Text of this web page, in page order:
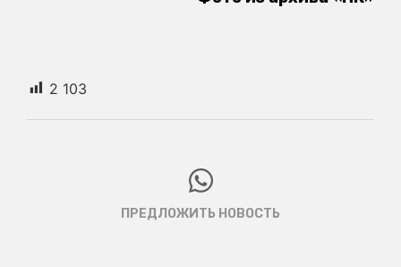
2 103
ПРЕДЛОЖИТЬ НОВОСТЬ